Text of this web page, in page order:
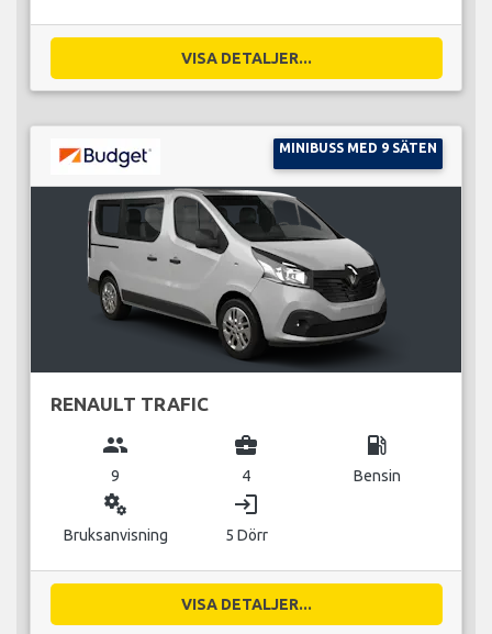
VISA DETALJER...
MINIBUSS MED 9 SÄTEN
RENAULT TRAFIC
group
9
business_center
4
local_gas_station
Bensin
miscellaneous_services
Bruksanvisning
login
5 Dörr
VISA DETALJER...